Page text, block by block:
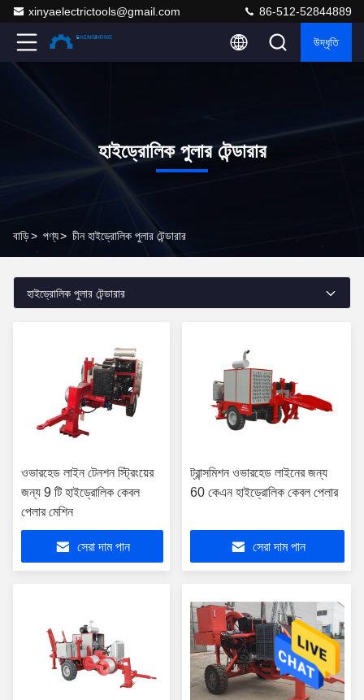
xinyaelectrictools@gmail.com 86-512-52844889
উদ্ধৃতি
হাইড্রোলিক পুলার টেন্ডারার
বাড়ি> পণ্য> চীন হাইড্রোলিক পুলার টেন্ডারার
হাইড্রোলিক পুলার টেন্ডারার
ওভারহেড লাইন টেনশন স্ট্রিংয়ের
জন্য 9 টি হাইড্রোলিক কেবল
পেলার মেশিন
সেরা দাম পান
ট্রান্সমিশন ওভারহেড লাইনের জন্য
60 কেএন হাইড্রোলিক কেবল পেলার
সেরা দাম পান